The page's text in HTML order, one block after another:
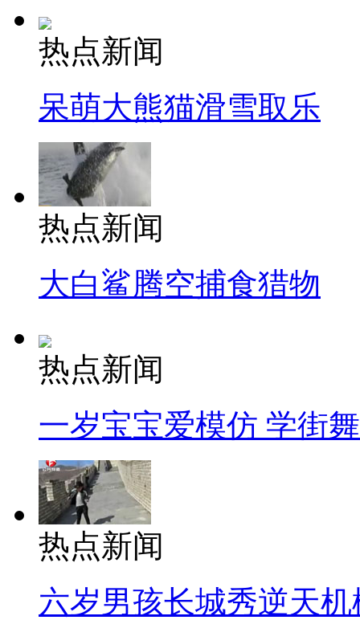
热点新闻
呆萌大熊猫滑雪取乐
热点新闻
大白鲨腾空捕食猎物
热点新闻
一岁宝宝爱模仿 学街
热点新闻
六岁男孩长城秀逆天机